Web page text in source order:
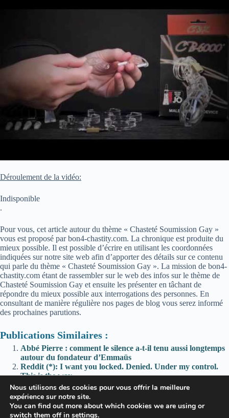
Déroulement de la vidéo:
Indisponible
.
Pour vous, cet article autour du thème « Chasteté Soumission Gay »
vous est proposé par bon4-chastity.com. La chronique est produite du
mieux possible. Il est possible d’écrire en utilisant les coordonnées
indiquées sur notre site web afin d’apporter des détails sur ce contenu
qui parle du thème « Chasteté Soumission Gay ». La mission de bon4-
chastity.com étant de rassembler sur le web des infos sur le thème de
Chasteté Soumission Gay et ensuite les présenter en tâchant de
répondre du mieux possible aux interrogations des personnes. En
consultant de manière régulière nos pages de blog vous serez informé
des prochaines parutions.
Publications Similaires :
Abbé Pierre : comment le silence a-t-il tenu aussi longtemps
autour du fondateur d’Emmaüs
Reddit (*): I want you locked. Denied. Under my control.
This is the way.
*; Can you guess who fucks who in Locktober? 🤭
Reddit (*): Breathing techniques that actually worked for
me…
Nous utilisons des cookies pour vous offrir la meilleure
expérience sur notre site.
You can find out more about which cookies we are using or
switch them off in settings.